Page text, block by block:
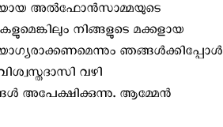
അല്‍ഫോന്‍സാമ്മയുടെ
നിങ്ങളുടെ മക്കളായ
ഞങ്ങള്‍ക്കിപ്പോള്‍
വഴി
അപേക്ഷിക്കുന്നു. ആമ്മേന്‍